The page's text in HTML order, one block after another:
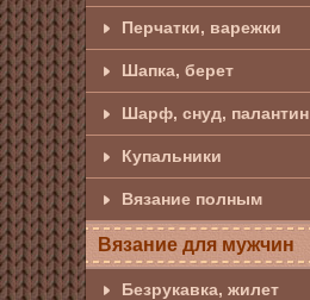
Перчатки, варежки
Шапка, берет
Шарф, снуд, палантин
Купальники
Вязание полным
Вязание для мужчин
Безрукавка, жилет